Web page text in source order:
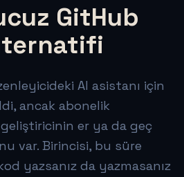
GitHub
AI asistanı için
ancak abonelik
er ya da geç
var. Birincisi, bu süre
yazsanız da yazmasanız